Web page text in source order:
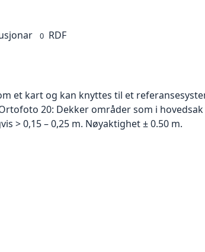
0 RDF
et kart og kan knyttes til et
20: Dekker områder som i
> 0,15 – 0,25 m. Nøyaktighet ± 0.50 m.